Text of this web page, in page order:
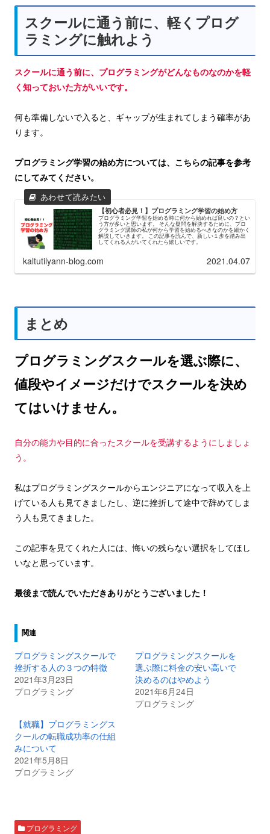
スクールに通う前に、軽くプログ
ラミングに触れよう
スクールに通う前に、プログラミングがどんなものなのかを軽
く知っておいた方がいいです。
何も準備しないで入ると、ギャップが生まれてしまう確率があ
ります。
プログラミング学習の始め方については、こちらの記事を参考
にしてみてください。
【初心者必見！】プログラミング学習の始め方
プログラミング学習を始める時に何から始めれば良いの？とい
う方が多いと思います。 そんな疑問を解決するために、プロ
グラミング講師の私が何から学習を始めるべきなのかを細かく
解説していきます。 この記事を読んで、新しい１歩を踏み出
してくれる人がいてくれたら嬉しいです。
kaltutilyann-blog.com 2021.04.07
まとめ
プログラミングスクールを選ぶ際に、
値段やイメージだけでスクールを決め
てはいけません。
自分の能力や目的に合ったスクールを受講するようにしましょ
う。
私はプログラミングスクールからエンジニアになって収入を上
げている人も見てきましたし、逆に挫折して途中で辞めてしま
う人も見てきました。
この記事を見てくれた人には、悔いの残らない選択をしてほし
いなと思っています。
最後まで読んでいただきありがとうございました！
関連
プログラミングスクールで
挫折する人の３つの特徴
2021年3月23日
プログラミング
プログラミングスクールを
選ぶ際に料金の安い高いで
決めるのはやめよう
2021年6月24日
プログラミング
【就職】プログラミングス
クールの転職成功率の仕組
みについて
2021年5月8日
プログラミング
プログラミング